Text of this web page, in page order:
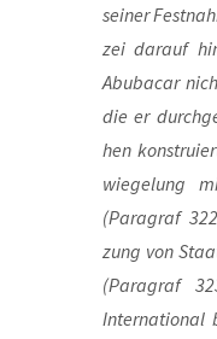
sei­ner
zei dar­auf
Abu­ba­car
die er
hen
wie­ge­lung
(Para­graf
zung von
(Para­graf
Inter­na­tio­nal